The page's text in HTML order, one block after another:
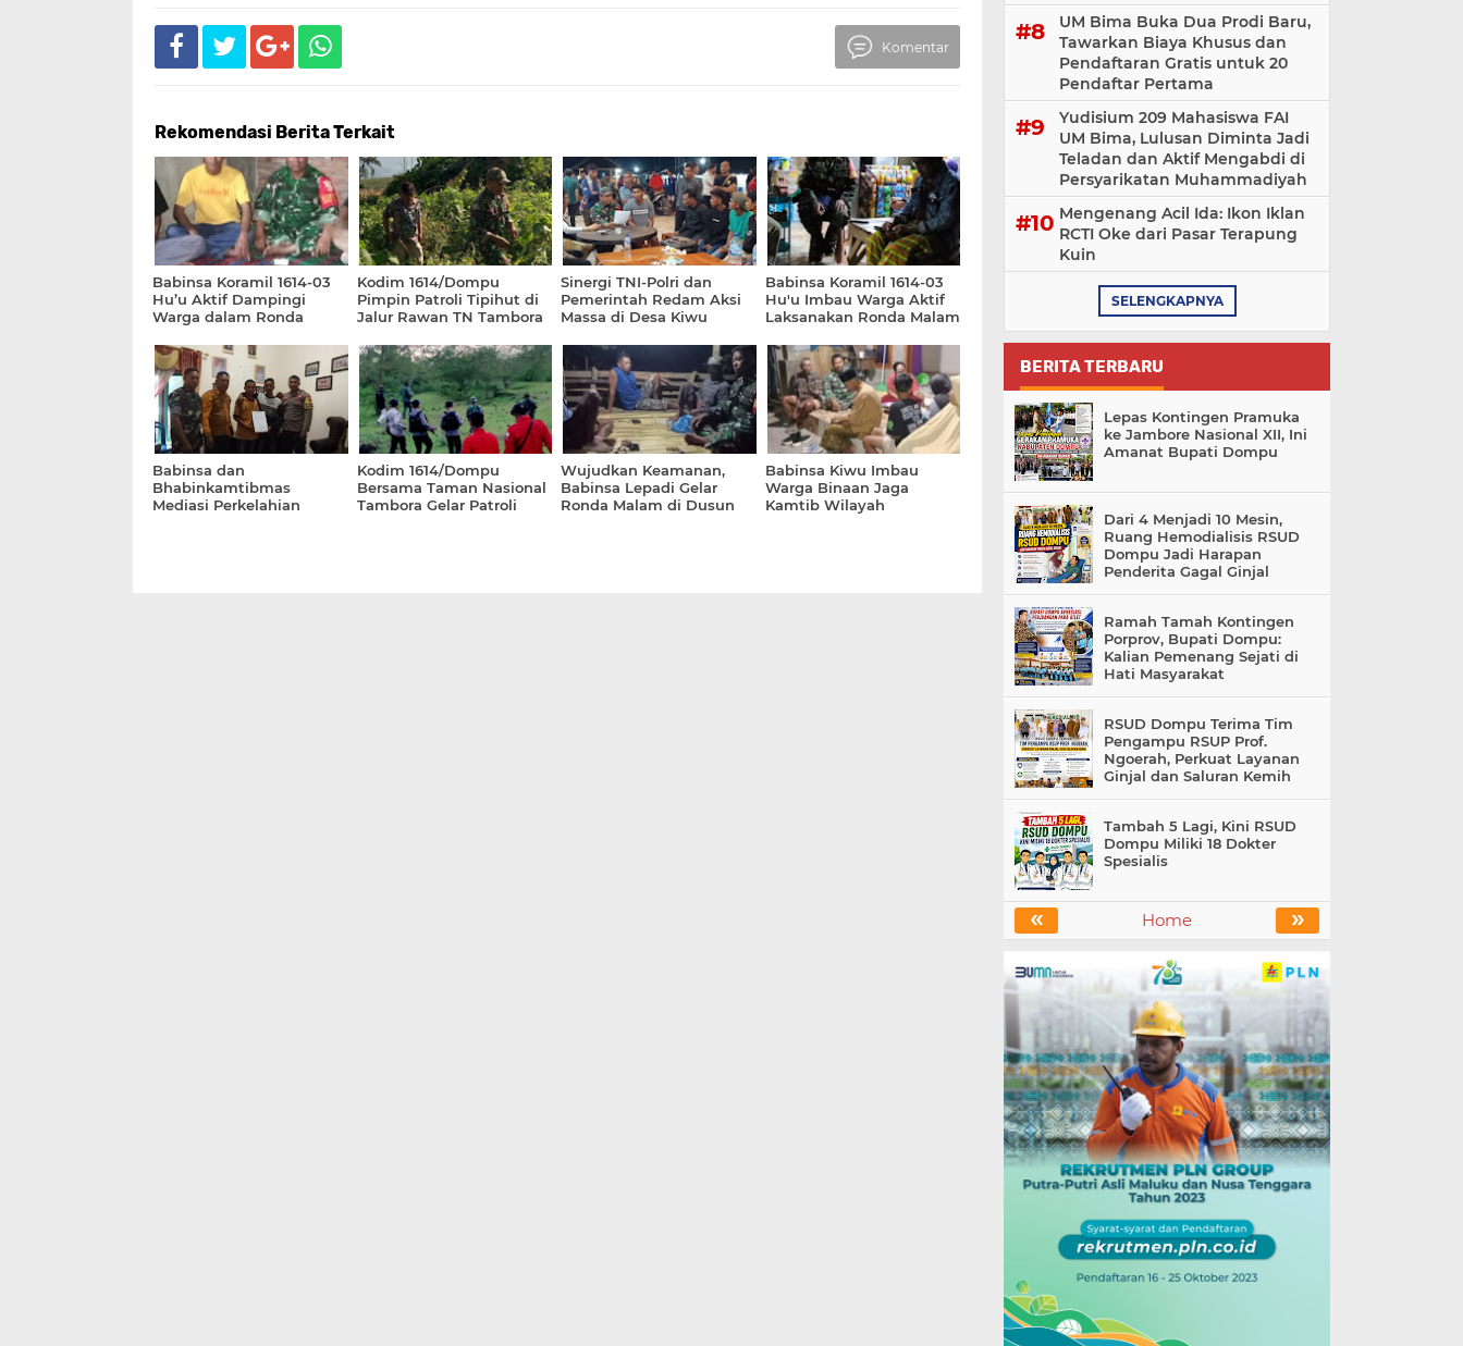
Komentar
Rekomendasi Berita Terkait
Babinsa Koramil 1614-03
Hu’u Aktif Dampingi
Warga dalam Ronda
Kodim 1614/Dompu
Pimpin Patroli Tipihut di
Jalur Rawan TN Tambora
Sinergi TNI-Polri dan
Pemerintah Redam Aksi
Massa di Desa Kiwu
Babinsa Koramil 1614-03
Hu'u Imbau Warga Aktif
Laksanakan Ronda Malam
Babinsa dan
Bhabinkamtibmas
Mediasi Perkelahian
Kodim 1614/Dompu
Bersama Taman Nasional
Tambora Gelar Patroli
Wujudkan Keamanan,
Babinsa Lepadi Gelar
Ronda Malam di Dusun
Babinsa Kiwu Imbau
Warga Binaan Jaga
Kamtib Wilayah
UM Bima Buka Dua Prodi Baru,
Tawarkan Biaya Khusus dan
Pendaftaran Gratis untuk 20
Pendaftar Pertama
Yudisium 209 Mahasiswa FAI
UM Bima, Lulusan Diminta Jadi
Teladan dan Aktif Mengabdi di
Persyarikatan Muhammadiyah
Mengenang Acil Ida: Ikon Iklan
RCTI Oke dari Pasar Terapung
Kuin
SELENGKAPNYA
BERITA TERBARU
Lepas Kontingen Pramuka
ke Jambore Nasional XII, Ini
Amanat Bupati Dompu
Dari 4 Menjadi 10 Mesin,
Ruang Hemodialisis RSUD
Dompu Jadi Harapan
Penderita Gagal Ginjal
Ramah Tamah Kontingen
Porprov, Bupati Dompu:
Kalian Pemenang Sejati di
Hati Masyarakat
RSUD Dompu Terima Tim
Pengampu RSUP Prof.
Ngoerah, Perkuat Layanan
Ginjal dan Saluran Kemih
Tambah 5 Lagi, Kini RSUD
Dompu Miliki 18 Dokter
Spesialis
« »
Home